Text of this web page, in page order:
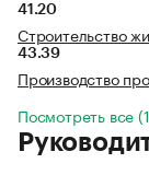
41.20
Строительство
43.39
Производство
Посмотреть все